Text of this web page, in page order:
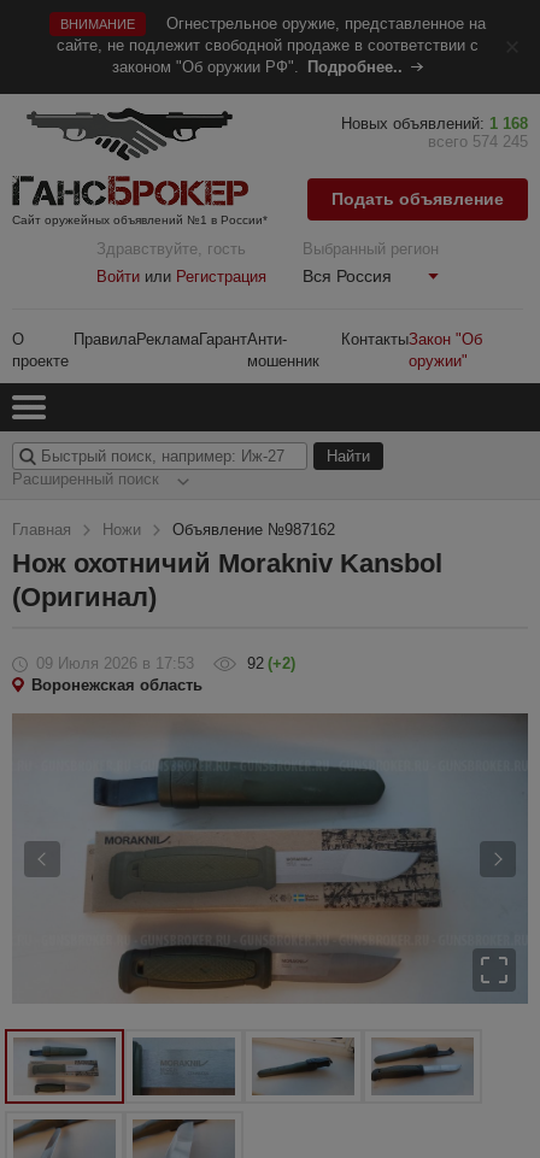
ВНИМАНИЕ
Огнестрельное оружие, представленное на
сайте, не подлежит свободной продаже в соответствии с
законом "Об оружии РФ".
Подробнее..
Сайт оружейных объявлений №1 в России*
Здравствуйте, гость
Войти или Регистрация
Выбранный регион
Вся Россия
О
проекте
ПравилаРекламаГарантАнти-
мошенник
КонтактыЗакон "Об
оружии"
Новых объявлений: 1 168
всего 574 245
Подать объявление
Расширенный поиск
Главная Ножи Объявление №987162
Нож охотничий Morakniv Kansbol
(Оригинал)
09 Июля 2026 в 17:53 92 (+2)
Воронежская область